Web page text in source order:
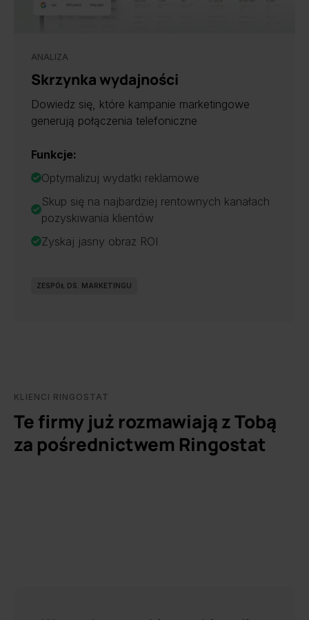
ANALIZA
Skrzynka wydajności
Dowiedz się, które kampanie marketingowe
generują połączenia telefoniczne
Funkcje:
Optymalizuj wydatki reklamowe
Skup się na najbardziej rentownych kanałach
pozyskiwania klientów
Zyskaj jasny obraz ROI
ZESPÓŁ DS. MARKETINGU
KLIENCI RINGOSTAT
Te firmy już rozmawiają z Tobą
za pośrednictwem Ringostat